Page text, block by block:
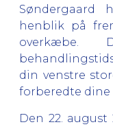
Søndergaard
henblik på
din venstre
forberedte
Den 22.